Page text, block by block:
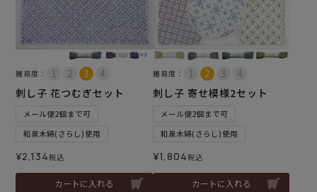
難易度：
刺し子 花つむぎセット
メール便2個まで可
和泉木綿(さらし)使用
¥2,134税込
カートに入れる
難易度：
刺し子 寄せ模様2セット
メール便2個まで可
和泉木綿(さらし)使用
¥1,804税込
カートに入れる